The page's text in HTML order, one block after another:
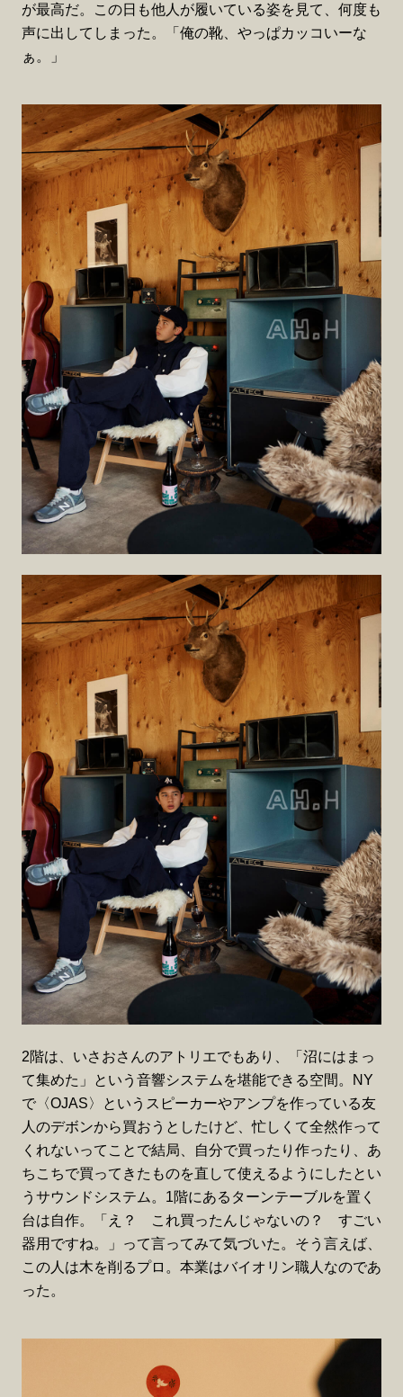
が最高だ。この日も他人が履いている姿を見て、何度も
声に出してしまった。「俺の靴、やっぱカッコいーな
ぁ。」
2階は、いさおさんのアトリエでもあり、「沼にはまっ
て集めた」という音響システムを堪能できる空間。NY
で〈OJAS〉というスピーカーやアンプを作っている友
人のデボンから買おうとしたけど、忙しくて全然作って
くれないってことで結局、自分で買ったり作ったり、あ
ちこちで買ってきたものを直して使えるようにしたとい
うサウンドシステム。1階にあるターンテーブルを置く
台は自作。「え？ これ買ったんじゃないの？ すごい
器用ですね。」って言ってみて気づいた。そう言えば、
この人は木を削るプロ。本業はバイオリン職人なのであ
った。